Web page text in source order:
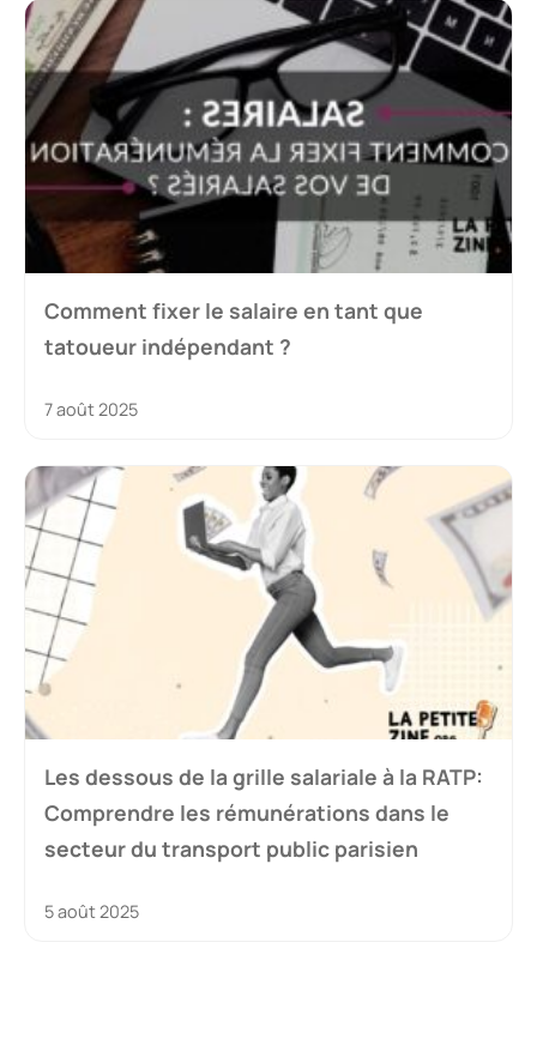
Comment fixer le salaire en tant que
tatoueur indépendant ?
7 août 2025
Les dessous de la grille salariale à la RATP:
Comprendre les rémunérations dans le
secteur du transport public parisien
5 août 2025